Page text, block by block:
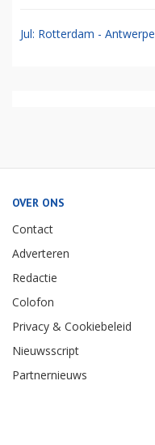
Jul: Rotterdam -
OVER ONS
Contact
Adverteren
Redactie
Colofon
Privacy & Cookiebeleid
Nieuwsscript
Partnernieuws